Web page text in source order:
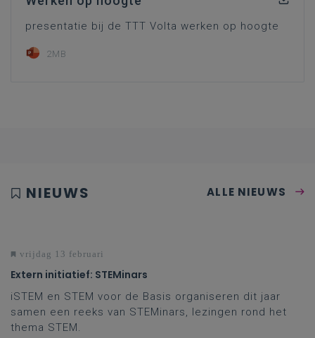
presentatie bij de TTT Volta werken op hoogte
2MB
NIEUWS ALLE NIEUWS
vrijdag 13 februari
Extern initiatief: STEMinars
iSTEM en STEM voor de Basis organiseren dit jaar
samen een reeks van STEMinars, lezingen rond het
thema STEM.